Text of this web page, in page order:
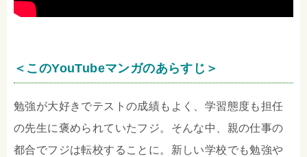
＜このYouTubeマンガのあらすじ＞
勉強が大好きでテストの成績もよく、学習態度も担任
の先生に褒められていたフジ。そんな中、親の仕事の
都合でフジは転校することに。新しい学校でも勉強や